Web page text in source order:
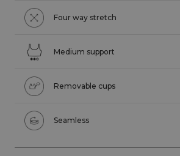
Four way stretch
Medium support
Removable cups
Seamless